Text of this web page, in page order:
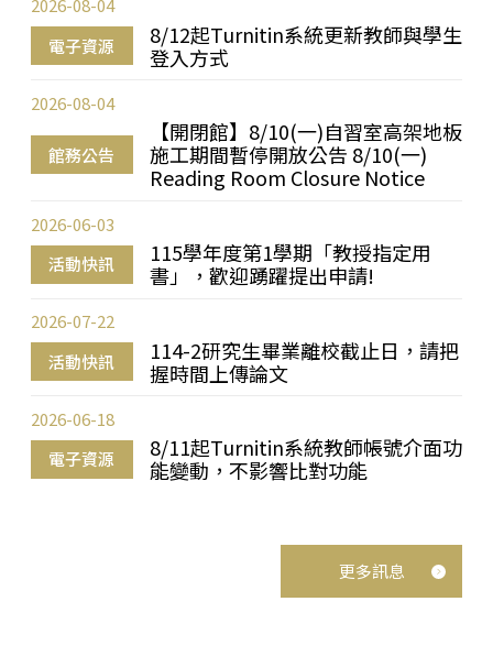
電子資源
8/12起Turnitin系統更新教師與學生
登入方式
2026-08-04
館務公告
【開閉館】8/10(一)自習室高架地板
施工期間暫停開放公告 8/10(一)
Reading Room Closure Notice
2026-08-04
活動快訊
115學年度第1學期「教授指定用
書」，歡迎踴躍提出申請!
2026-06-03
活動快訊
114-2研究生畢業離校截止日，請把
握時間上傳論文
2026-07-22
電子資源
8/11起Turnitin系統教師帳號介面功
能變動，不影響比對功能
2026-06-18
更多訊息